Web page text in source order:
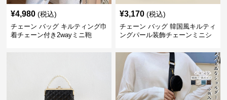
¥4,980 (税込)
チェーン バッグ キルティング巾
着チェーン付き2wayミニ鞄
¥3,170 (税込)
チェーン バッグ 韓国風キルティ
ングパール装飾チェーンミニシ